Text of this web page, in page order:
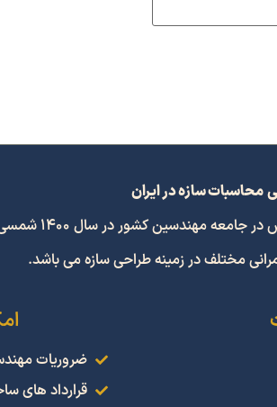
سازه در ایران
کشور در سال 1400 شمسی افتتاح گردید.
مختلف در زمینه طراحی سازه می باشد.
ضروریات
قرارداد های